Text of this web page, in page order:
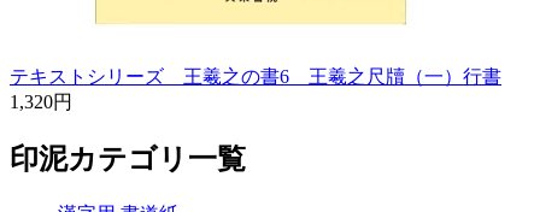
テキストシリーズ 王羲之の書6 王羲之尺牘（一）行書
1,320円
印泥カテゴリ一覧